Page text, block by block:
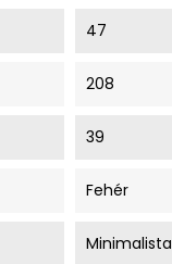
47
208
39
Fehér
Minimalista